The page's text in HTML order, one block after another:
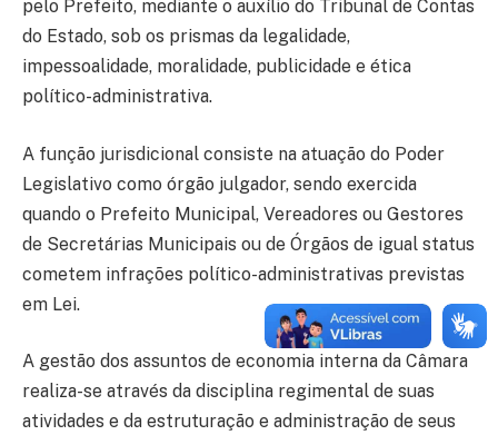
pelo Prefeito, mediante o auxílio do Tribunal de Contas
do Estado, sob os prismas da legalidade,
impessoalidade, moralidade, publicidade e ética
político-administrativa.
A função jurisdicional consiste na atuação do Poder
Legislativo como órgão julgador, sendo exercida
quando o Prefeito Municipal, Vereadores ou Gestores
de Secretárias Municipais ou de Órgãos de igual status
cometem infrações político-administrativas previstas
em Lei.
A gestão dos assuntos de economia interna da Câmara
realiza-se através da disciplina regimental de suas
atividades e da estruturação e administração de seus